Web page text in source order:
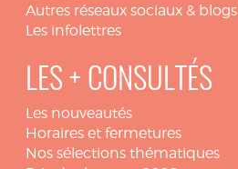
Autres réseaux sociaux & blogs
Les infolettres
LES + CONSULTÉS
Les nouveautés
Horaires et fermetures
Nos sélections thématiques